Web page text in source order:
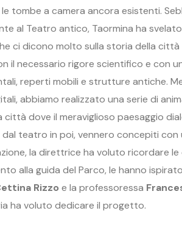
tombe a camera ancora esistenti.
al Teatro antico, Taormina ha
ci dicono molto sulla storia della città
il necessario rigore scientifico e con
reperti mobili e strutture antiche.
abbiamo realizzato una serie di
dove il meraviglioso paesaggio
teatro in poi, vennero concepiti
la direttrice ha voluto ricordare le
alla guida del Parco, le hanno
Rizzo e la professoressa
ha voluto dedicare il progetto.